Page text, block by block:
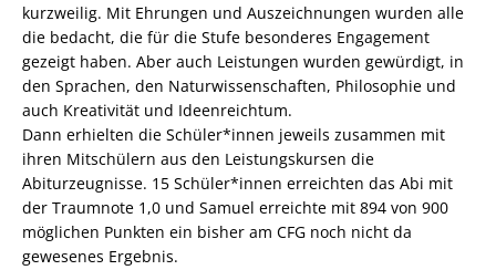
kurzweilig. Mit Ehrungen und Auszeichnungen wurden alle
die bedacht, die für die Stufe besonderes Engagement
gezeigt haben. Aber auch Leistungen wurden gewürdigt, in
den Sprachen, den Naturwissenschaften, Philosophie und
auch Kreativität und Ideenreichtum.
Dann erhielten die Schüler*innen jeweils zusammen mit
ihren Mitschülern aus den Leistungskursen die
Abiturzeugnisse. 15 Schüler*innen erreichten das Abi mit
der Traumnote 1,0 und Samuel erreichte mit 894 von 900
möglichen Punkten ein bisher am CFG noch nicht da
gewesenes Ergebnis.